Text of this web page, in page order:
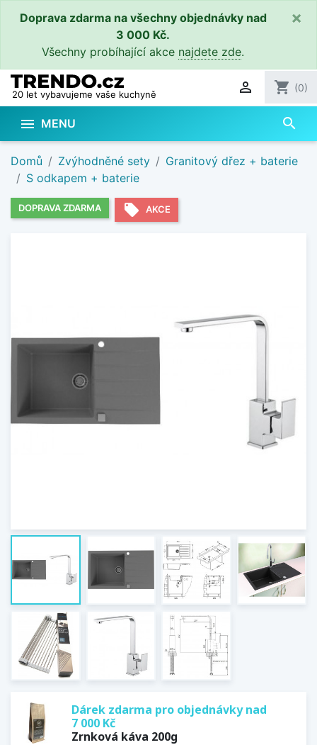
Doprava zdarma na všechny objednávky nad
3 000 Kč.
Všechny probíhající akce najdete zde.
×
20 let vybavujeme vaše kuchyně  shopping_cart (0)
 MENU search
Domů Zvýhodněné sety
Granitový dřez + baterie
S odkapem + baterie
DOPRAVA ZDARMA local_offer AKCE
Dárek zdarma pro objednávky nad
7 000 Kč
Zrnková káva 200g